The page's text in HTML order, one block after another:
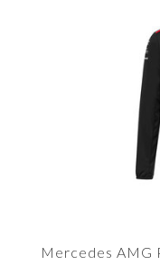
Mercedes AMG